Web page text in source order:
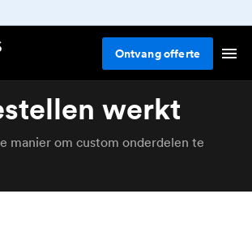
Ontvangofferte
werkt
manier om custom onderdelen te